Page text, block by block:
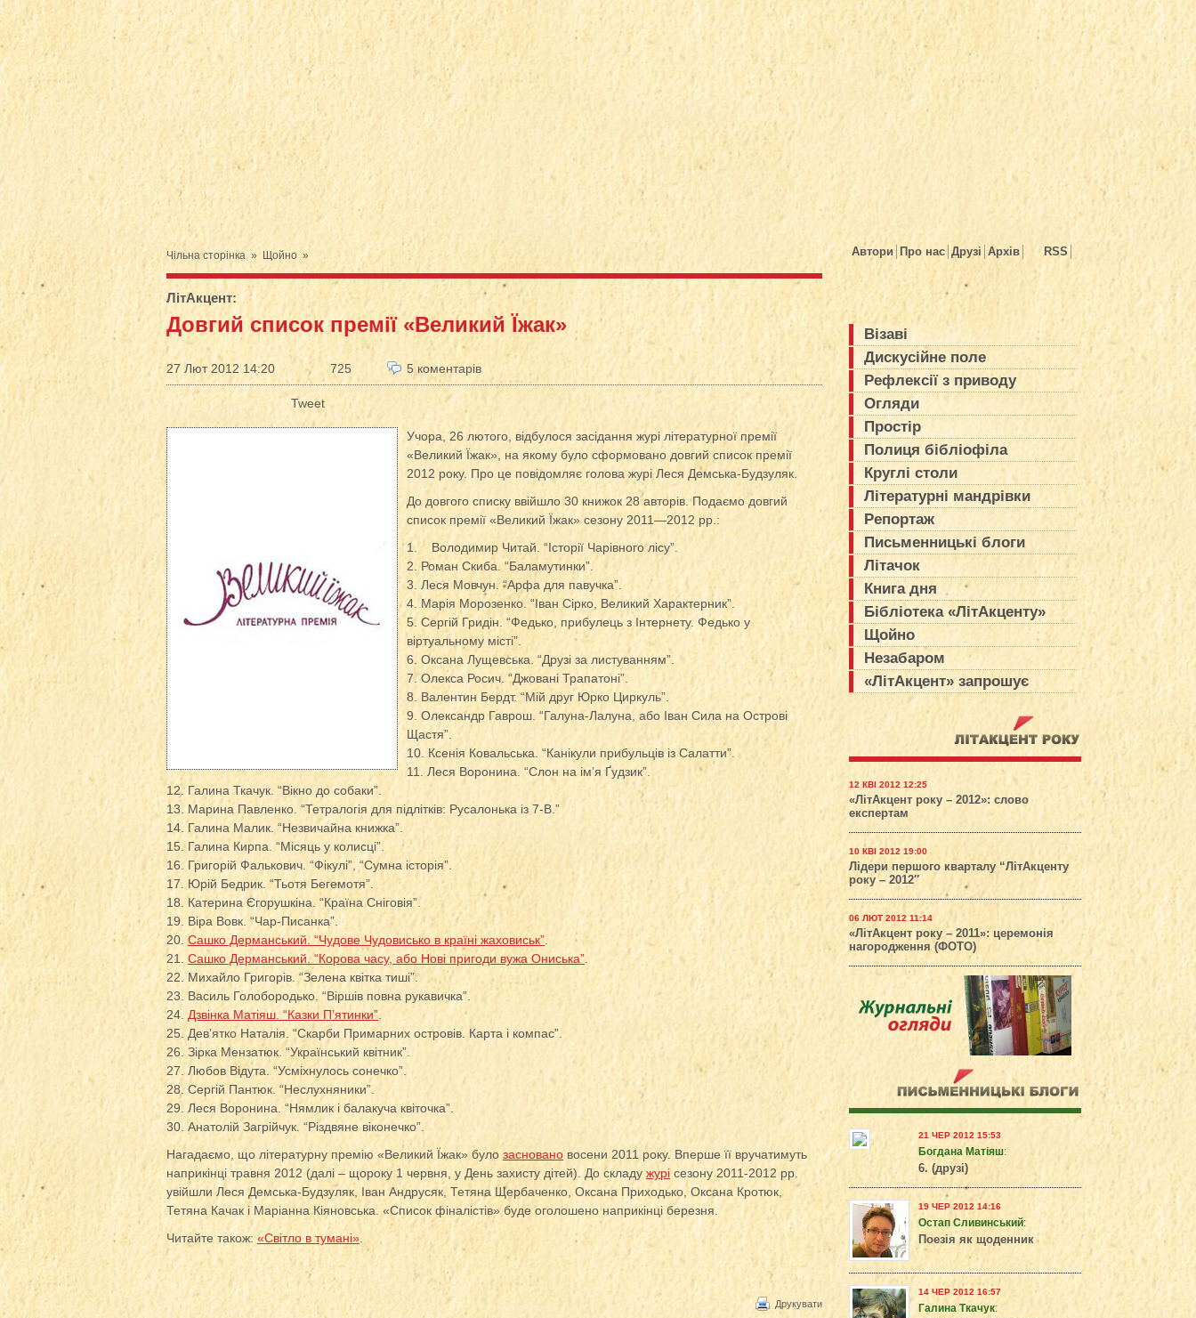
Чільна сторінка » Щойно »
ЛітАкцент:
Довгий список премії «Великий Їжак»
27 Лют 2012 14:20 725 5 коментарів
Tweet
Учора, 26 лютого, відбулося засідання журі літературної премії
«Великий Їжак», на якому було сформовано довгий список премії
2012 року. Про це повідомляє голова журі Леся Демська-Будзуляк.
До довгого списку ввійшло 30 книжок 28 авторів. Подаємо довгий
список премії «Великий Їжак» сезону 2011—2012 рр.:
1. Володимир Читай. “Історії Чарівного лісу”.
2. Роман Скиба. “Баламутинки”.
3. Леся Мовчун. “Арфа для павучка”.
4. Марія Морозенко. “Іван Сірко, Великий Характерник”.
5. Сергій Гридін. “Федько, прибулець з Інтернету. Федько у
віртуальному місті”.
6. Оксана Лущевська. “Друзі за листуванням”.
7. Олекса Росич. “Джовані Трапатоні”.
8. Валентин Бердт. “Мій друг Юрко Циркуль”.
9. Олександр Гаврош. “Галуна-Лалуна, або Іван Сила на Острові
Щастя”.
10. Ксенія Ковальська. “Канікули прибульців із Салатти”.
11. Леся Воронина. “Слон на ім’я Ґудзик”.
12. Галина Ткачук. “Вікно до собаки”.
13. Марина Павленко. “Тетралогія для підлітків: Русалонька із 7-В.”
14. Галина Малик. “Незвичайна книжка”.
15. Галина Кирпа. “Місяць у колисці”.
16. Григорій Фалькович. “Фікулі”, “Сумна історія”.
17. Юрій Бедрик. “Тьотя Бегемотя”.
18. Катерина Єгорушкіна. “Країна Сніговія”.
19. Віра Вовк. “Чар-Писанка”.
20.Сашко Дерманський. “Чудове Чудовисько в країні жаховиськ”
21. Сашко Дерманський. “Корова часу, або Нові пригоди вужа Ониська”
22. Михайло Григорів. “Зелена квітка тиші”.
23. Василь Голобородько. “Віршів повна рукавичка”.
24. Дзвінка Матіяш. “Казки П’ятинки”
25. Дев’ятко Наталія. “Скарби Примарних островів. Карта і компас”.
26. Зірка Мензатюк. “Український квітник”.
27. Любов Відута. “Усміхнулось сонечко”.
28. Сергій Пантюк. “Неслухняники”.
29. Леся Воронина. “Нямлик і балакуча квіточка”.
30. Анатолій Загрійчук. “Різдвяне віконечко”.
Нагадаємо, що літературну премію «Великий Їжак» було засновано восени 2011 року. Вперше її вручатимуть
наприкінці травня 2012 (далі – щороку 1 червня, у День захисту дітей). До складу журі сезону 2011-2012 рр.
увійшли Леся Демська-Будзуляк, Іван Андрусяк, Тетяна Щербаченко, Оксана Приходько, Оксана Кротюк,
Тетяна Качак і Маріанна Кіяновська. «Список фіналістів» буде оголошено наприкінці березня.
Читайте також: «Світло в тумані»
Друкувати
Автори Про нас Друзі Архів RSS
Візаві
Дискусійне поле
Рефлексії з приводу
Огляди
Простір
Полиця бібліофіла
Круглі столи
Літературні мандрівки
Репортаж
Письменницькі блоги
Літачок
Книга дня
Бібліотека «ЛітАкценту»
Щойно
Незабаром
«ЛітАкцент» запрошує
12 КВІ 2012 12:25
«ЛітАкцент року – 2012»: слово
експертам
10 КВІ 2012 19:00
Лідери першого кварталу “ЛітАкценту
року – 2012″
06 ЛЮТ 2012 11:14
«ЛітАкцент року – 2011»: церемонія
нагородження (ФОТО)
21 ЧЕР 2012 15:53
Богдана Матіяш:
6. (друзі)
19 ЧЕР 2012 14:16
Остап Сливинський:
Поезія як щоденник
14 ЧЕР 2012 16:57
Галина Ткачук: